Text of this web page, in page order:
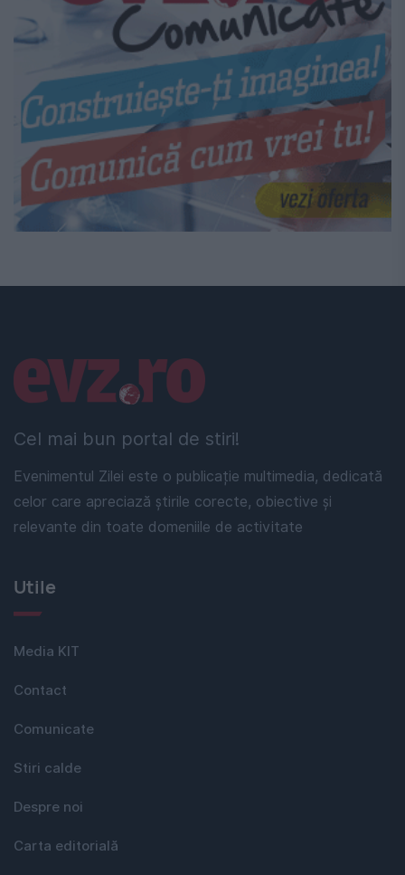
Cel mai bun portal de stiri!
Evenimentul Zilei este o publicație multimedia, dedicată
celor care apreciază știrile corecte, obiective și
relevante din toate domeniile de activitate
Linkuri utile
Utile
Media KIT
Contact
Comunicate
Stiri calde
Despre noi
Carta editorială